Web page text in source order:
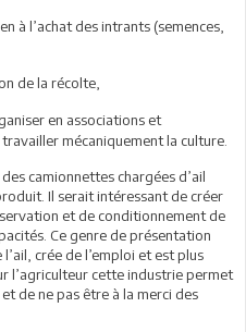
à l’achat des intrants (semences,
de la récolte,
en associations et
mécaniquement la culture.
camionnettes chargées d’ail
Il serait intéressant de créer
et de conditionnement de
Ce genre de présentation
crée de l’emploi et est plus
l’agriculteur cette industrie permet
de ne pas être à la merci des